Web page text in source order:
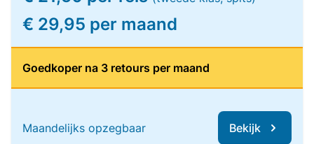
€ 29,95 per maand
Goedkoper na 3 retours per maand
Maandelijks opzegbaar Bekijk